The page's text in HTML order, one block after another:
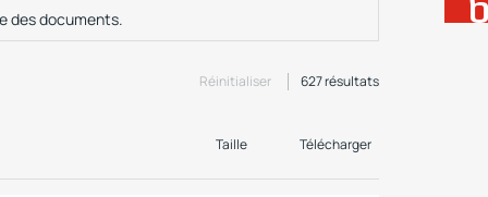
des documents.
Réinitialiser 627résultats
Taille Télécharger